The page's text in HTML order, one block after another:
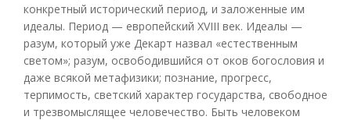
конкретный исторический период, и заложенные им
идеалы. Период — европейский XVIII век. Идеалы —
разум, который уже Декарт назвал «естественным
светом»; разум, освободившийся от оков богословия и
даже всякой метафизики; познание, прогресс,
терпимость, светский характер государства, свободное
и трезвомыслящее человечество. Быть человеком